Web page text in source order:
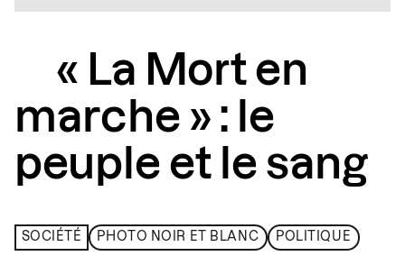
« La Mort en
marche » : le
peuple et le sang
SOCIÉTÉ PHOTO NOIR ET BLANC POLITIQUE